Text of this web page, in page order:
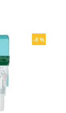
-8 %